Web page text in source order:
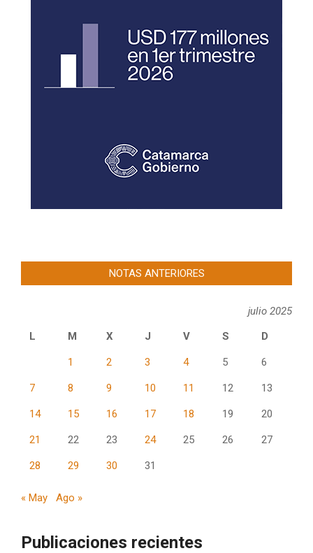
NOTAS ANTERIORES
julio 2025
L
M X J V S D
1 2 3 4 5 6
7 8 9 10 11 12 13
14 15 16 17 18 19 20
21 22 23 24 25 26 27
28 29 30 31
« May Ago »
Publicaciones recientes